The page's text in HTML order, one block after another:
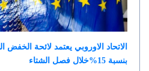
الاتحاد الاوروبي يعتمد لائحة
بنسبة 15%خلال فصل الشتاء